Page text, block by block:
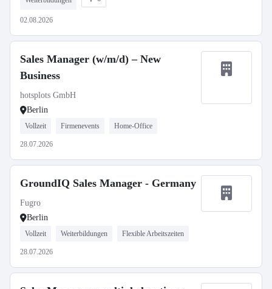
02.08.2026
Sales Manager (w/m/d) – New
Business
hotsplots GmbH
Berlin
Vollzeit Firmenevents Home-Office
28.07.2026
GroundIQ Sales Manager - Germany
Fugro
Berlin
Vollzeit Weiterbildungen Flexible Arbeitszeiten
28.07.2026